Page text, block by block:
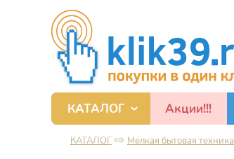
Перейти к основному содержанию
КАТАЛОГ Акции!!!
Вы здесь
КАТАЛОГ⇨ Мелкая бытовая техника